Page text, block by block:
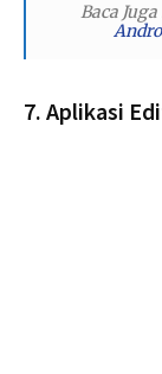
Baca Juga
7. Aplikasi